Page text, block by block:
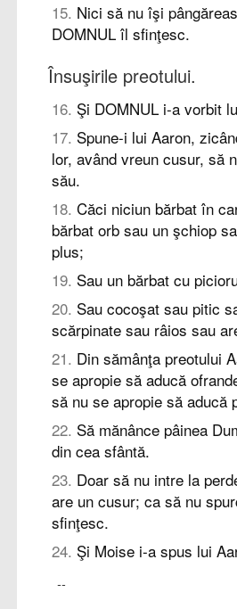
15. Nici să nu îşi
DOMNUL îl sfinţesc.
Însuşirile preotului.
16. Şi DOMNUL i-a vorbit
17. Spune-i lui Aaron,
lor, având vreun cusur, să
său.
18. Căci niciun bărbat în
bărbat orb sau un şchiop
plus;
19. Sau un bărbat cu
20. Sau cocoşat sau pitic
scărpinate sau râios sau
21. Din sămânţa preotului
se apropie să aducă
să nu se apropie să aducă
22. Să mănânce pâinea
din cea sfântă.
23. Doar să nu intre la
are un cusur; ca să nu
sfinţesc.
24. Şi Moise i-a spus lui
--